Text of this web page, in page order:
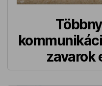
zavarok